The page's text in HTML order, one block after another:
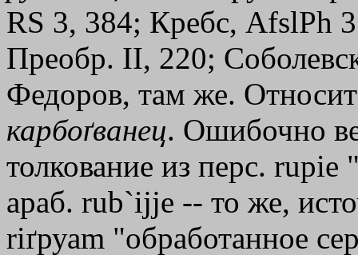
RS 3, 384; Кребс, AfslPh
Преобр. II, 220;
Федоров, там же.
карбоґванец. Ошибочно
толкование из перс.
араб. rub`ijjе -- то же,
rіґруаm "обработанное